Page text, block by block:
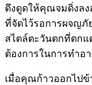
ดึงดูดให้คุณจมดิ่งล
ที่จัดไว้รอการผจญ
สไตล์ตะวันตกที่ตกแ
ต้องการในการทำอ
เมื่อคุณก้าวออกไป